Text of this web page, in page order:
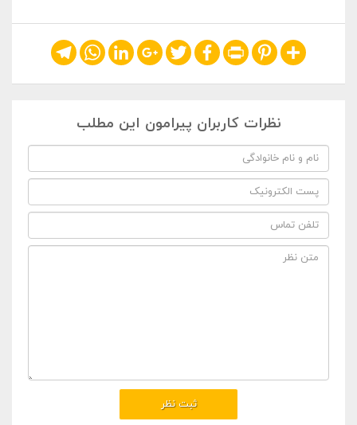
Share
Pinterest
Print
Facebook
Twitter
Google+
LinkedIn
WhatsApp
Telegram
نظرات کاربران پیرامون این مطلب